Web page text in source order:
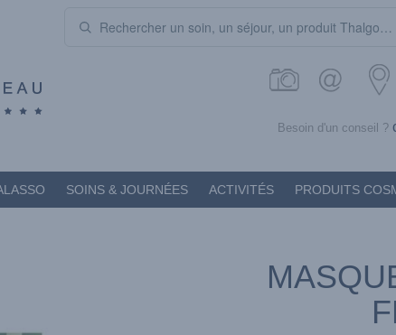
SOINS & JOURNÉES ACTIVITÉS PRODUITS
Besoin d'un conseil ?